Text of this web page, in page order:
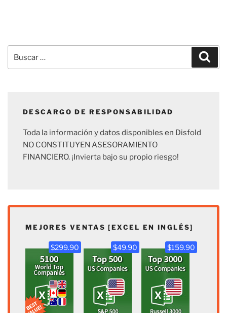
por:
DESCARGO DE RESPONSABILIDAD
Toda la información y datos disponibles en Disfold
NO CONSTITUYEN ASESORAMIENTO
FINANCIERO. ¡Invierta bajo su propio riesgo!
MEJORES VENTAS [EXCEL EN INGLÉS]
$299.90 $49.90 $159.90